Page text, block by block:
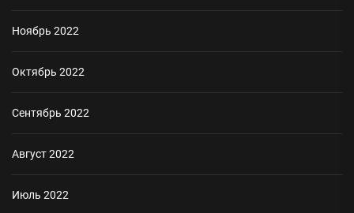
Ноябрь 2022
Октябрь 2022
Сентябрь 2022
Август 2022
Июль 2022